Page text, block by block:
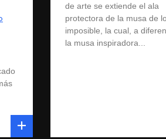
de arte se extiende el ala
protectora de la musa de lo
imposible, la cual, a
la musa inspiradora...